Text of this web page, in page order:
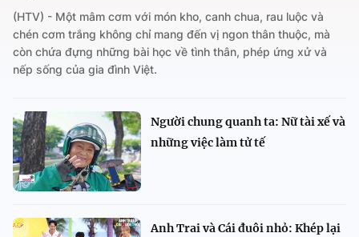
(HTV) - Một mâm cơm với món kho, canh chua, rau luộc và
chén cơm trắng không chỉ mang đến vị ngon thân thuộc, mà
còn chứa đựng những bài học về tình thân, phép ứng xử và
nếp sống của gia đình Việt.
Người chung quanh ta: Nữ tài xế và
những việc làm tử tế
Anh Trai và Cái đuôi nhỏ: Khép lại